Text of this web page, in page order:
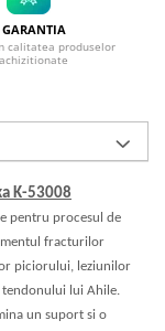
GARANTIA
calitatea produselor
achizitionate
K-53008
pentru procesul de
fracturilor
piciorului, leziunilor
lui Ahile.
un suport si o